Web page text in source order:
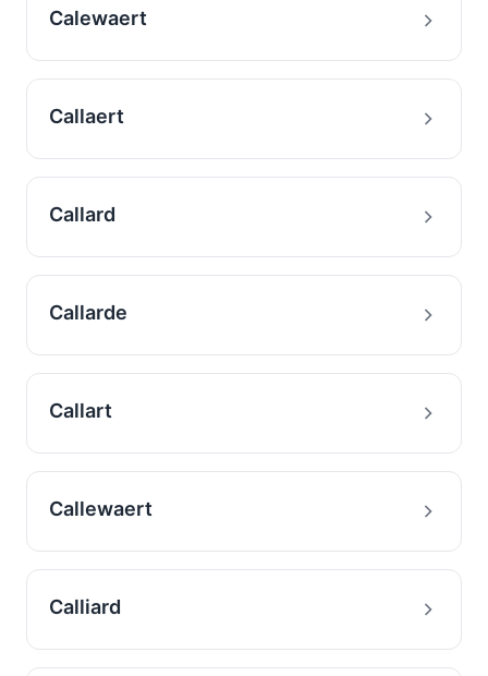
Calewaert
Callaert
Callard
Callarde
Callart
Callewaert
Calliard